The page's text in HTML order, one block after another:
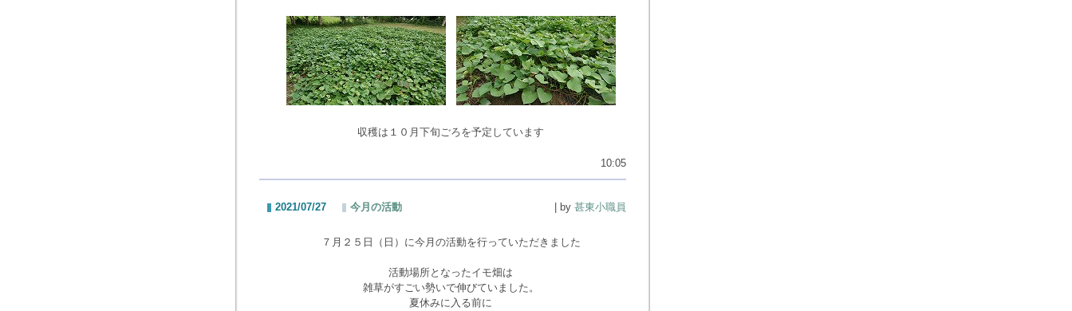
収穫は１０月下旬ごろを予定しています
10:05
2021/07/27 今月の活動 | by 甚東小職員
７月２５日（日）に今月の活動を行っていただきました
活動場所となったイモ畑は
雑草がすごい勢いで伸びていました。
夏休みに入る前に